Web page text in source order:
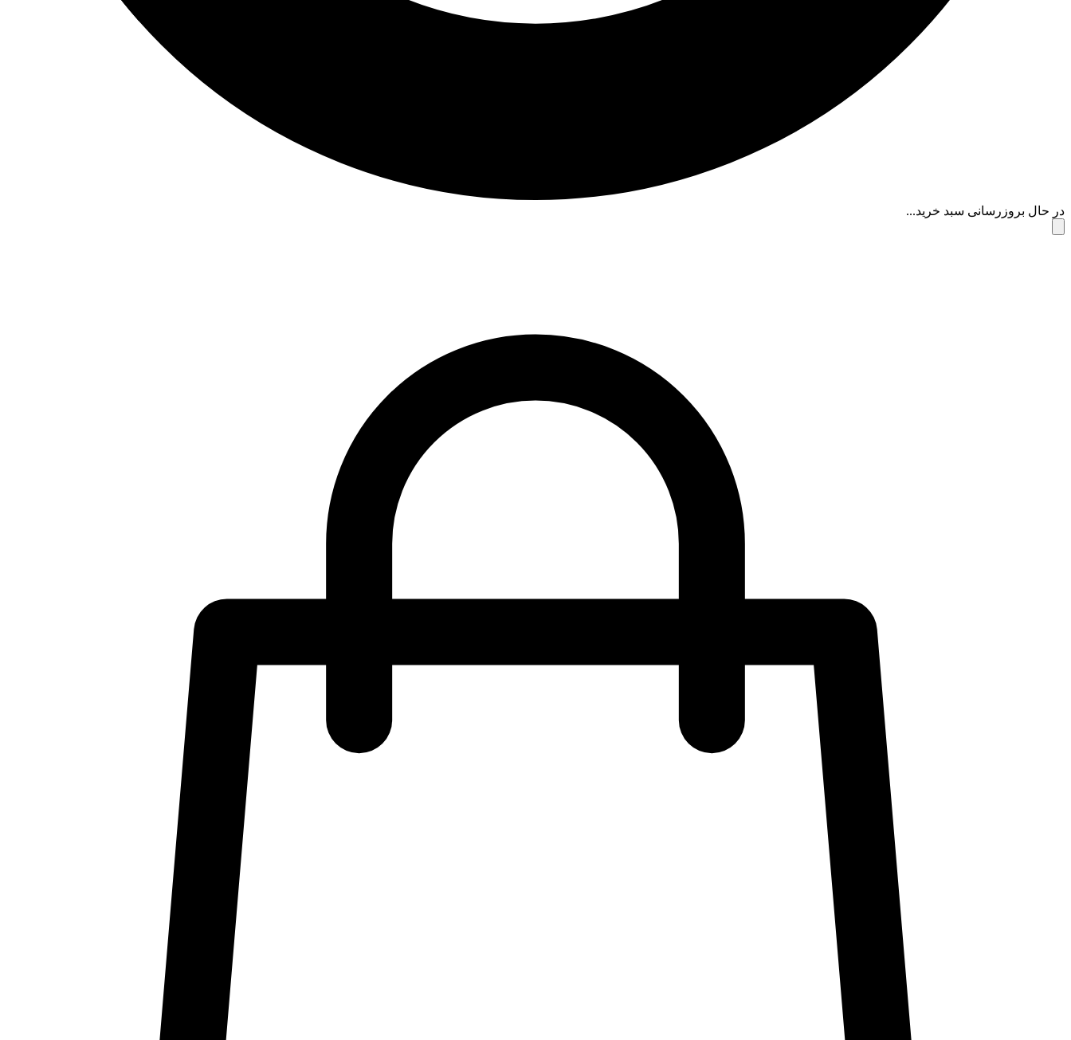
در حال بروزرسانی سبد خرید...